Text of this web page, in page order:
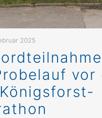
2025
vor